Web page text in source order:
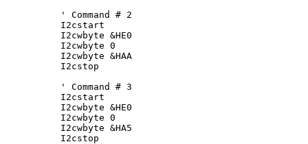
' Command # 2
I2cstart
I2cwbyte
I2cwbyte 0
I2cwbyte &HAA
I2cstop
' Command # 3
I2cstart
I2cwbyte
I2cwbyte 0
I2cwbyte &HA5
I2cstop